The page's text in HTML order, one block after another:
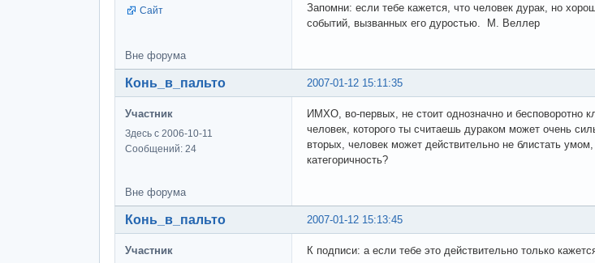
Сайт
Запомни: если тебе кажется, что человек дурак, но
событий, вызванных его дуростью. М. Веллер
Вне форума
2007-01-12 15:11:35
Конь_в_пальто
Участник
Здесь с 2006-10-11
Сообщений: 24
ИМХО, во-первых, не стоит однозначно и бесповоротно
человек, которого ты считаешь дураком может очень
вторых, человек может действительно не блистать
категоричность?
Вне форума
2007-01-12 15:13:45
Конь_в_пальто
Участник К подписи: а если тебе это действительно только